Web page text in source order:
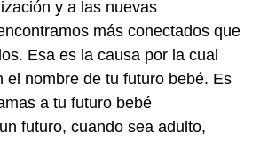
y a las nuevas
más conectados que
Esa es la causa por la cual
el nombre de tu futuro bebé. Es
a tu futuro bebé
futuro, cuando sea adulto,